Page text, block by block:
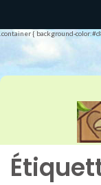
.container { background-